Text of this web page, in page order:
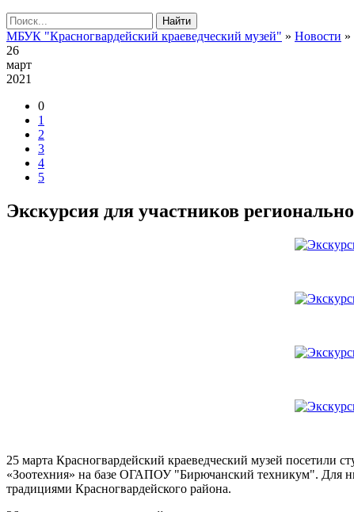
Найти
МБУК "Красногвардейский краеведческий музей" » Новости »
26
март
2021
0
1
2
3
4
5
Экскурсия для участников
25 марта Красногвардейский краеведческий музей посетили
«Зоотехния» на базе ОГАПОУ "Бирючанский техникум". Для
традициями Красногвардейского района.